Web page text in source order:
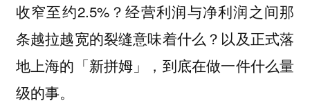
收窄至约2.5%？经营利润与净利润之间那
条越拉越宽的裂缝意味着什么？以及正式落
地上海的「新拼姆」，到底在做一件什么量
级的事。